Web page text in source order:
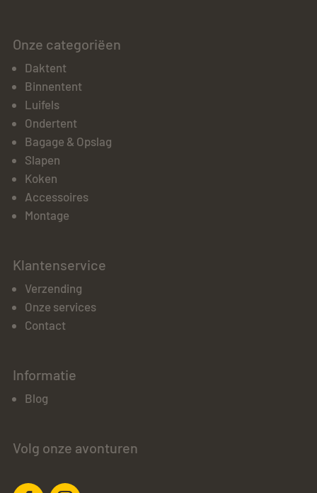
Onze categoriëen
Daktent
Binnentent
Luifels
Ondertent
Bagage & Opslag
Slapen
Koken
Accessoires
Montage
Klantenservice
Verzending
Onze services
Contact
Informatie
Blog
Volg onze avonturen